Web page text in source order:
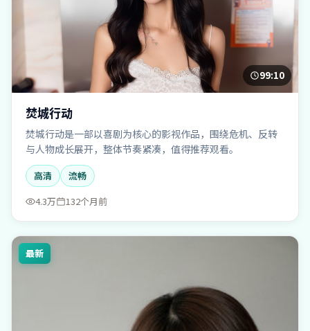
99:10
焚城行动
焚城行动是一部以喜剧为核心的影视作品，围绕危机、反转
与人物成长展开，整体节奏紧凑，值得推荐观看。
高清
流畅
4.3万
132个月前
最新